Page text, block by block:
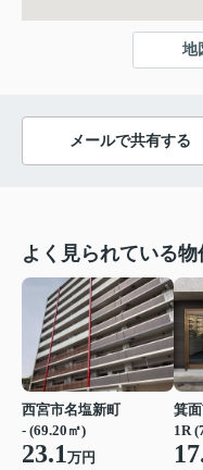
地
メールで共有する
よく見られている物
西宮市名塩新町
- (69.20㎡)
23.1万円
箕
1R